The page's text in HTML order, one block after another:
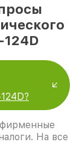
На все